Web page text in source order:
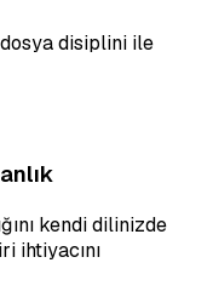
disiplini ile
kendi dilinizde
ihtiyacını